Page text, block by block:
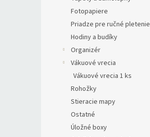
Fotopapiere
Priadze pre ručné pletenie
Hodiny a budíky
Organizér
Vákuové vrecia
Vákuové vrecia 1 ks
Rohožky
Stieracie mapy
Ostatné
Úložné boxy